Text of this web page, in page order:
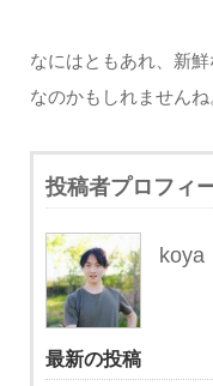
なにはともあれ、新
なのかもしれませんね
投稿者プロフィ
koya
最新の投稿